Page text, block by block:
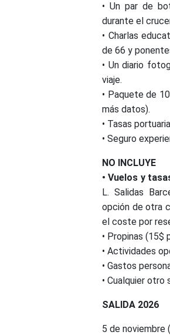
• Un par de
durante el
• Charlas
de 66 y
• Un diario
viaje.
• Paquete de
más datos).
• Tasas
• Seguro
NO INCLUYE
• Vuelos y
L. Salidas
opción de otra
el coste por
• Propinas (15$
• Actividades
• Gastos
• Cualquier
SALIDA 2026
5 de noviembre